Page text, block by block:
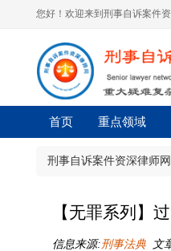
您好！欢迎来到刑事自诉案件
首页 重点领域
刑事自诉案件资深律师网
【无罪系列】
信息来源:刑事法典 文